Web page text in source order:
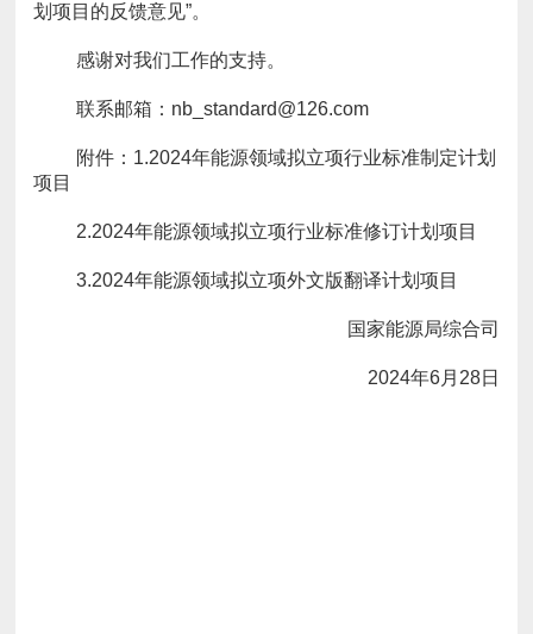
划项目的反馈意见”。
感谢对我们工作的支持。
联系邮箱：nb_standard@126.com
项目
2.2024年能源领域拟立项行业标准修订计划项目
3.2024年能源领域拟立项外文版翻译计划项目
国家能源局综合司
2024年6月28日